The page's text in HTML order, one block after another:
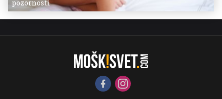
pozornosti